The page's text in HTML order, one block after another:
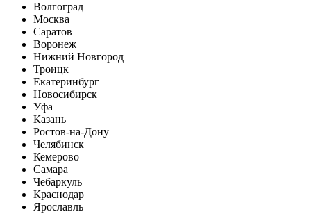
Волгоград
Москва
Саратов
Воронеж
Нижний Новгород
Троицк
Екатеринбург
Новосибирск
Уфа
Казань
Ростов-на-Дону
Челябинск
Кемерово
Самара
Чебаркуль
Краснодар
Ярославль